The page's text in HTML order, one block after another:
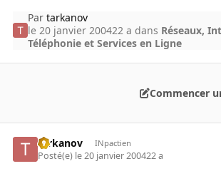
Partarkanov
le 20 janvier 200422 a dans Réseaux,
Téléphonie et Services en Ligne
Commencer
tarkanov INpactien
Posté(e) le 20 janvier 200422 a